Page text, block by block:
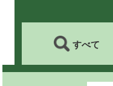
すべて